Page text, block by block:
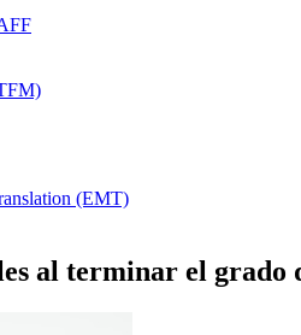
(EMT)
al terminar el grado